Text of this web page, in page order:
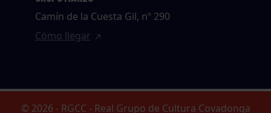
Camín de la Cuesta Gil, nº 290
Cómo llegar
© 2026 - RGCC - Real Grupo de Cultura Covadonga